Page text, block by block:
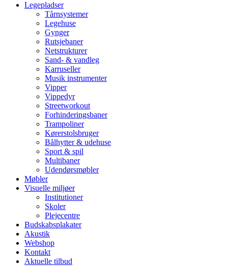
Legepladser
Tårnsystemer
Legehuse
Gynger
Rutsjebaner
Netstrukturer
Sand- & vandleg
Karruseller
Musik instrumenter
Vipper
Vippedyr
Streetworkout
Forhinderingsbaner
Trampoliner
Kørerstolsbruger
Bålhytter & udehuse
Sport & spil
Multibaner
Udendørsmøbler
Møbler
Visuelle miljøer
Institutioner
Skoler
Plejecentre
Budskabsplakater
Akustik
Webshop
Kontakt
Aktuelle tilbud